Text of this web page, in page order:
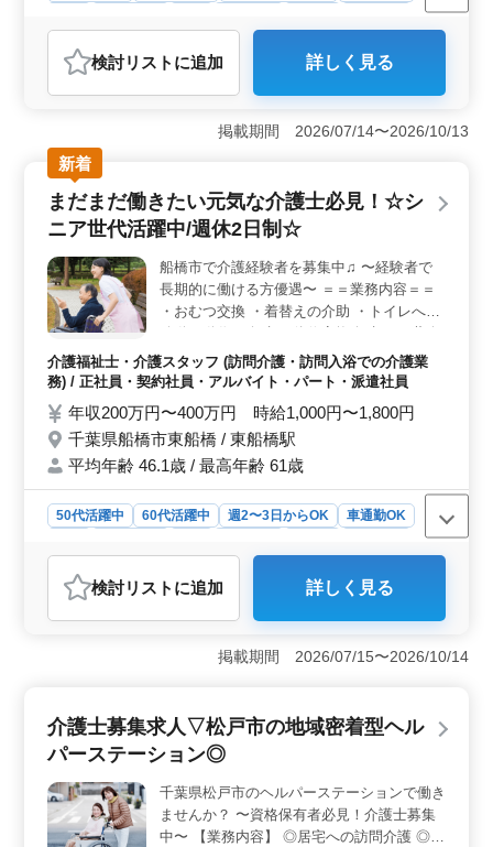
アルバイト・パート
おすすめポイント
＜船橋市の訪問介護で介護士業務＞ シニア世代の経験
者が活躍中です。週2〜3日からの勤務も可能です。訪問
介護で地域の方々の生活を支えましょう。車通勤もOKで
アクセスも良好です。経験豊富な方や責任感のある方ぜ
ひご応募ください。 ＜業務内容＞ 食事介助や入浴
介助など訪問先での介護業務を担当します。トイレへの
移動やおむつ交換、書類作成なども行います。地域の
提供します。 ＜ポイント＞ 週2〜3日からの勤務も
可能で有給休暇もあります。交通費は実費支給、和気あ
いあいとした雰囲気の職場です。また経験を活かしなが
ら自らの成長にも繋げられる環境が整っています。船橋
市での介護士募集中です。
検討リスト に追加 詳しく見る
掲載期間 2026/07/14〜2026/10/13
新着
まだまだ働きたい元気な介護士必見！☆シ
ニア世代活躍中/週休2日制☆
船橋市で介護経験者を募集中♫ 〜経験者で
長期的に働ける方優遇〜 ＝＝業務内容＝＝
・おむつ交換 ・着替えの介助 ・トイレへの
助 ・食事介助 ・入浴介助 ・書類作成、書類
整理 等 ＝＝ポイント＝＝ ・交通費実費支給
いあいとした雰囲気♫ ・困った事があれば
すぐにサポートしますので 安心してご応募
下さい！ 是非一緒に働きましょう！
介護福祉士・介護スタッフ (訪問介護・訪問入浴での介護業
務) / 正社員・契約社員・アルバイト・パート・派遣社員
年収200万円〜400万円 時給1,000円〜1,800円
千葉県船橋市東船橋 / 東船橋駅
平均年齢 46.1歳 / 最高年齢 61歳
50代活躍中 60代活躍中 週2〜3日からOK
車通勤OK
おすすめポイント
＜働きやすさ＞ 船橋市の東船橋エリアでの勤務で週2日
からの勤務も可能です。車通勤もOKで駅チカの立地なの
で通勤も楽々です。和気あいあいとした雰囲気の職場で
利用者の日常生活を支える介護業務が中心です。経験者
優遇で長期的に働ける環境が整っています。利用者との
しょう。 ＜福利厚生＞ 交通費の実費支給や福利厚
生が整っています。週休2日制で土日休みなのでプライベ
ートの時間も充実させられます。年末年始や有給休暇も
検討リスト に追加 詳しく見る
掲載期間 2026/07/15〜2026/10/14
介護士募集求人▽松戸市の地域密着型ヘル
パーステーション◎
千葉県松戸市のヘルパーステーションで働き
ませんか？ 〜資格保有者必見！介護士募集
中〜 【業務内容】 ◎居宅への訪問介護 ◎食